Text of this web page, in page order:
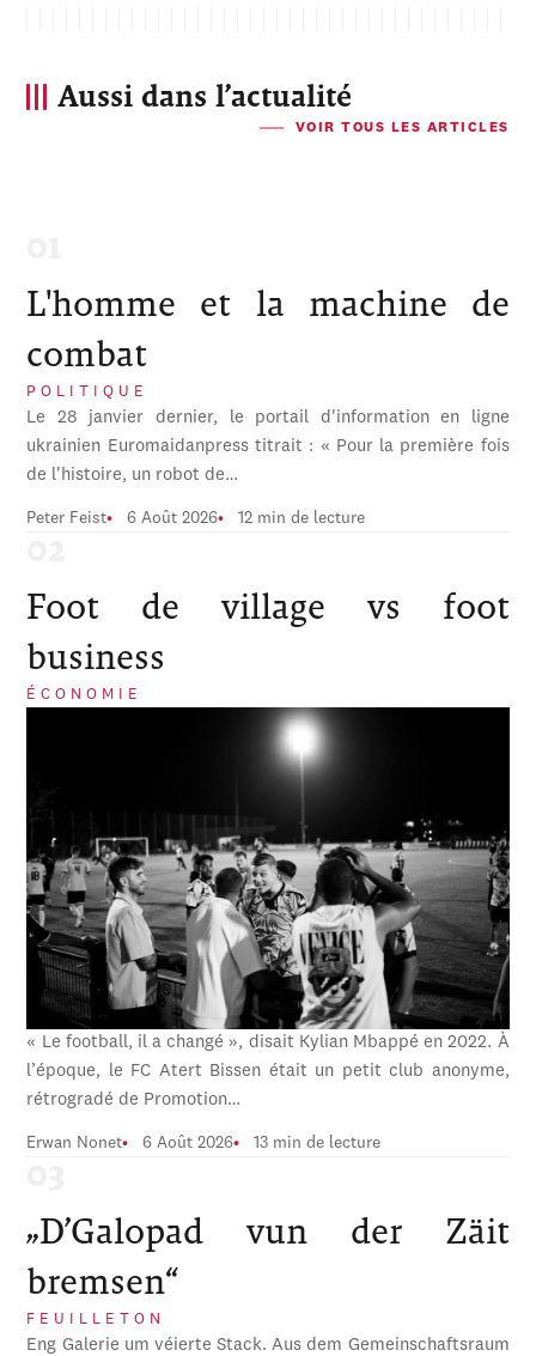
Aussi dans l’actualité
VOIR TOUS LES ARTICLES
L'homme et la machine de
combat
POLITIQUE
Le 28 janvier dernier, le portail d'information en ligne
ukrainien Euromaidanpress titrait : « Pour la première fois
de l'histoire, un robot de…
Peter Feist 6 Août 2026 12 min de lecture
Foot de village vs foot
business
ÉCONOMIE
« Le football, il a changé », disait Kylian Mbappé en 2022. À
l’époque, le FC Atert Bissen était un petit club anonyme,
rétrogradé de Promotion…
Erwan Nonet 6 Août 2026 13 min de lecture
„D’Galopad vun der Zäit
bremsen“
FEUILLETON
Eng Galerie um véierte Stack. Aus dem Gemeinschaftsraum